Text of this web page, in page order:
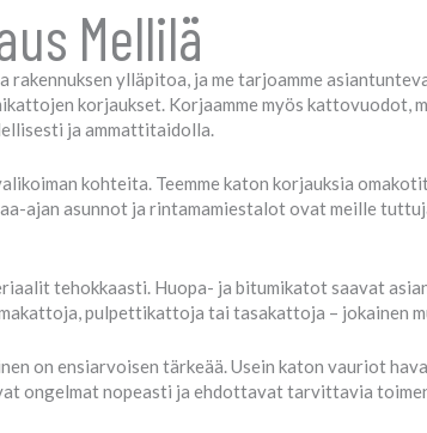
Mellilä
rakennuksen ylläpitoa, ja me tarjoamme
korjaukset. Korjaamme myös
ja ammattitaidolla.
kohteita. Teemme katon korjauksia
ajan asunnot ja rintamamiestalot ovat meille
tehokkaasti. Huopa- ja bitumikatot saavat
pulpettikattoja tai tasakattoja – jokainen
on ensiarvoisen tärkeää. Usein katon vauriot
ongelmat nopeasti ja ehdottavat tarvittavia